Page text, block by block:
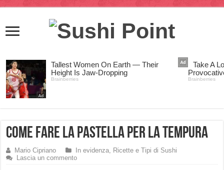
Come fare la Pastella per la Tempura
Mario Cipriano In evidenza, Ricette e Tipi di Sushi
Lascia un commento